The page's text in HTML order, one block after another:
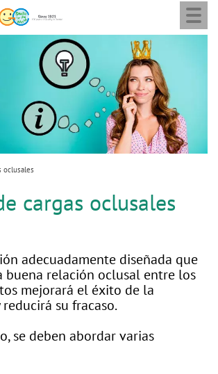
Europe
oclusales
cargas oclusales
adecuadamente diseñada que
buena relación oclusal entre los
mejorará el éxito de la
su fracaso.
se deben abordar varias